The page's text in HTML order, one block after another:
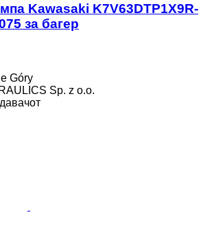
Kawasaki K7V63DTP1X9R-
за багер
Góry
Sp. z o.o.